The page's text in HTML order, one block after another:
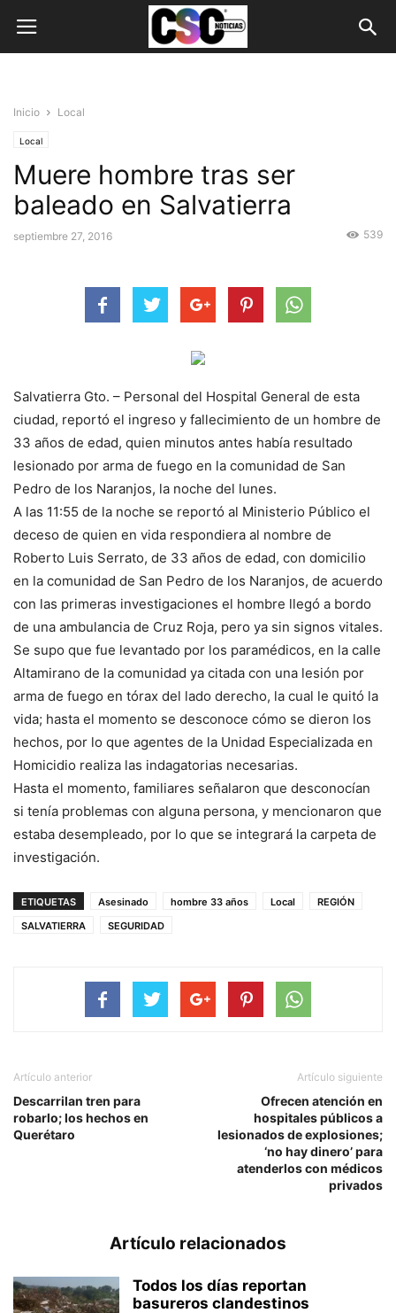
Inicio Local
Local
Muere hombre tras ser
baleado en Salvatierra
septiembre 27, 2016 539
Salvatierra Gto. – Personal del Hospital General de esta
ciudad, reportó el ingreso y fallecimiento de un hombre de
33 años de edad, quien minutos antes había resultado
lesionado por arma de fuego en la comunidad de San
Pedro de los Naranjos, la noche del lunes.
A las 11:55 de la noche se reportó al Ministerio Público el
deceso de quien en vida respondiera al nombre de
Roberto Luis Serrato, de 33 años de edad, con domicilio
en la comunidad de San Pedro de los Naranjos, de acuerdo
con las primeras investigaciones el hombre llegó a bordo
de una ambulancia de Cruz Roja, pero ya sin signos vitales.
Se supo que fue levantado por los paramédicos, en la calle
Altamirano de la comunidad ya citada con una lesión por
arma de fuego en tórax del lado derecho, la cual le quitó la
vida; hasta el momento se desconoce cómo se dieron los
hechos, por lo que agentes de la Unidad Especializada en
Homicidio realiza las indagatorias necesarias.
Hasta el momento, familiares señalaron que desconocían
si tenía problemas con alguna persona, y mencionaron que
estaba desempleado, por lo que se integrará la carpeta de
investigación.
ETIQUETAS Asesinado hombre 33 años Local
REGIÓN
SALVATIERRA
SEGURIDAD
Artículo anterior
Descarrilan tren para
robarlo; los hechos en
Querétaro
Artículo siguiente
Ofrecen atención en
hospitales públicos a
lesionados de explosiones;
‘no hay dinero’ para
atenderlos con médicos
privados
Artículo relacionados
Todos los días reportan
basureros clandestinos